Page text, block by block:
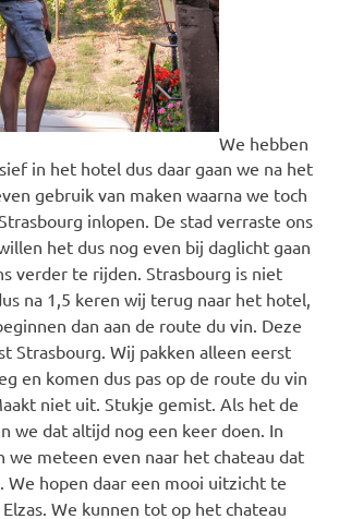
We hebben
in het hotel dus daar gaan we na het
gebruik van maken waarna we toch
inlopen. De stad verraste ons
het dus nog even bij daglicht gaan
verder te rijden. Strasbourg is niet
na 1,5 keren wij terug naar het hotel,
dan aan de route du vin. Deze
Strasbourg. Wij pakken alleen eerst
en komen dus pas op de route du vin
niet uit. Stukje gemist. Als het de
we dat altijd nog een keer doen. In
we meteen even naar het chateau dat
We hopen daar een mooi uitzicht te
We kunnen tot op het chateau